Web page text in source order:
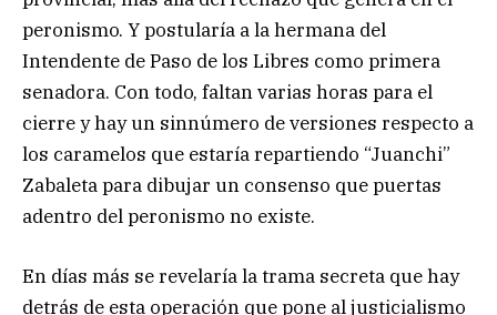
peronismo. Y postularía a la hermana del
Intendente de Paso de los Libres como primera
senadora. Con todo, faltan varias horas para el
cierre y hay un sinnúmero de versiones respecto a
los caramelos que estaría repartiendo “Juanchi”
Zabaleta para dibujar un consenso que puertas
adentro del peronismo no existe.
En días más se revelaría la trama secreta que hay
detrás de esta operación que pone al justicialismo